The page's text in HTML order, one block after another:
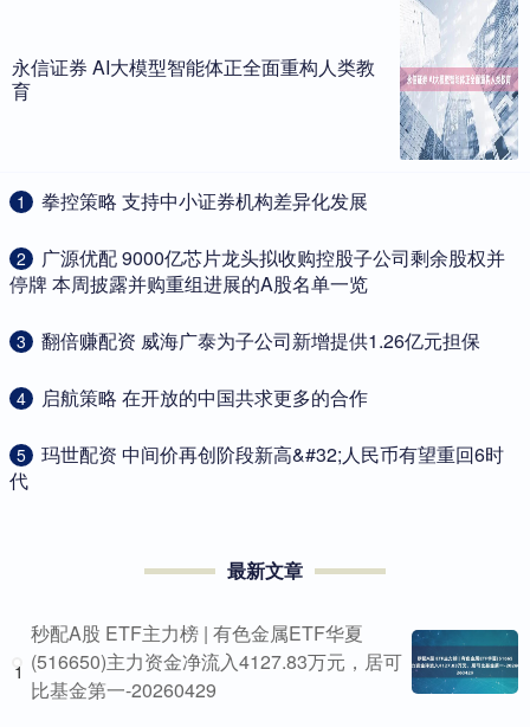
永信证券 AI大模型智能体正全面重构人类教
育
1 ​拳控策略 支持中小证券机构差异化发展
2
​广源优配 9000亿芯片龙头拟收购控股子公司剩余股权并
停牌 本周披露并购重组进展的A股名单一览
3 ​翻倍赚配资 威海广泰为子公司新增提供1.26亿元担保
4 ​启航策略 在开放的中国共求更多的合作
5
​玛世配资 中间价再创阶段新高&#32;人民币有望重回6时
代
最新文章
1
秒配A股 ETF主力榜 | 有色金属ETF华夏
(516650)主力资金净流入4127.83万元，居可
比基金第一-20260429